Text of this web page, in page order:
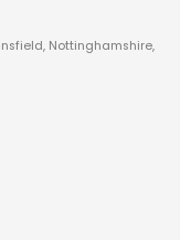
Nottinghamshire,